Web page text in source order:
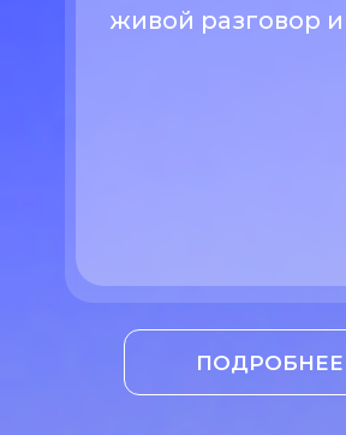
живой разговор
ПОДРОБНЕЕ